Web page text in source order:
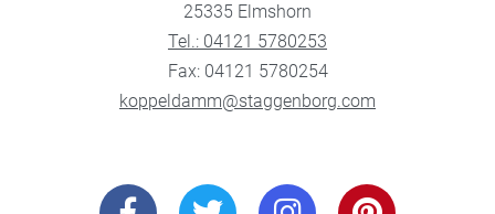
25335 Elmshorn
Tel.: 04121 5780253
Fax: 04121 5780254
koppeldamm@staggenborg.com